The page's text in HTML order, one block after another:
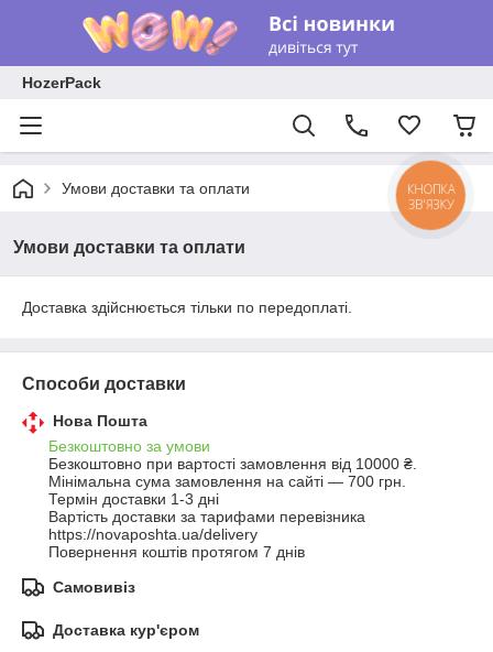
HozerPack
Умови доставки та оплати
Умови доставки та оплати
Доставка здійснюється тільки по передоплаті.
Способи доставки
Нова Пошта
Безкоштовно за умови
Безкоштовно при вартості замовлення від 10000 ₴.
Мінімальна сума замовлення на сайті — 700 грн.
Термін доставки 1-3 дні
https://novaposhta.ua/delivery
Повернення коштів протягом 7 днів
Самовивіз
Доставка кур'єром
КНОПКА
ЗВ'ЯЗКУ